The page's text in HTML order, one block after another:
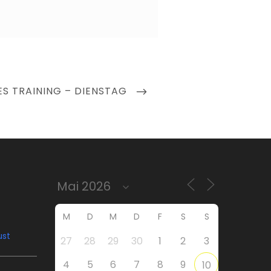
TRAINING – DIENSTAG
M D M D F S S
27 28 29 30 1 2
3
4
5 6 7 8 9 10